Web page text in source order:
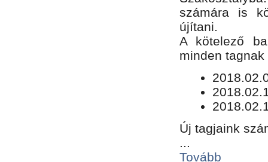
számára is
újítani.
​A kötelező
minden
Új tagjaink
Tovább